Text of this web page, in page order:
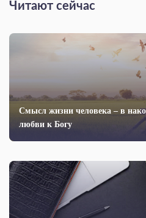
Читают сейчас
Смысл жизни человека – в
любви к Богу